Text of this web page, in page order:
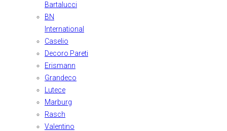
Bartalucci
BN
International
Caselio
Decoro Pareti
Erismann
Grandeco
Lutece
Marburg
Rasch
Valentino